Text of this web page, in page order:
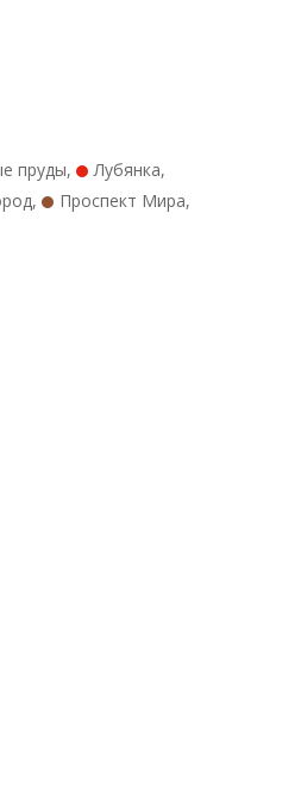
пруды, Лубянка,
, Проспект Мира,